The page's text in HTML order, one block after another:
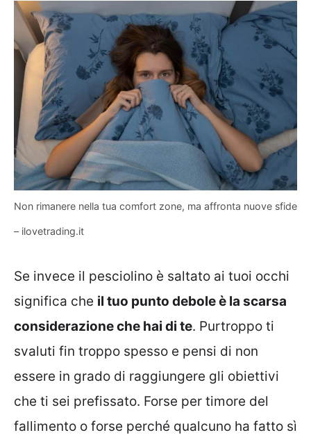
Non rimanere nella tua comfort zone, ma affronta nuove sfide
– ilovetrading.it
Se invece il pesciolino è saltato ai tuoi occhi
significa che il tuo punto debole è la scarsa
considerazione che hai di te. Purtroppo ti
svaluti fin troppo spesso e pensi di non
essere in grado di raggiungere gli obiettivi
che ti sei prefissato. Forse per timore del
fallimento o forse perché qualcuno ha fatto sì